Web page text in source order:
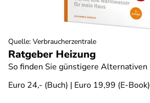
Ratgeber Heizung
So finden Sie günstigere Alternativen
Euro 24,- (Buch) | Euro 19,99 (E-Book)
Quelle: Verbraucherzentrale